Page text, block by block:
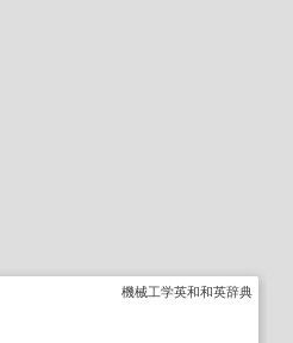
機械工学英和和英辞典